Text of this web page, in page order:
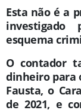
Esta não é a
esquema
O contador
dinheiro para
Fausta, o
de 2021, e